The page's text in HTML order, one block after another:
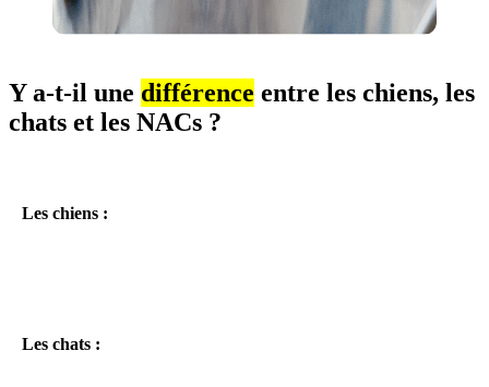
Y a-t-il une différence entre les chiens, les
chats et les NACs ?
Les chiens :
Les chats :